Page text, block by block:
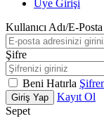
Üye Girişi
Kullanıcı Adı/E-Posta
Şifre
Beni Hatırla
Giriş Yap
Kayıt Ol
Sepet